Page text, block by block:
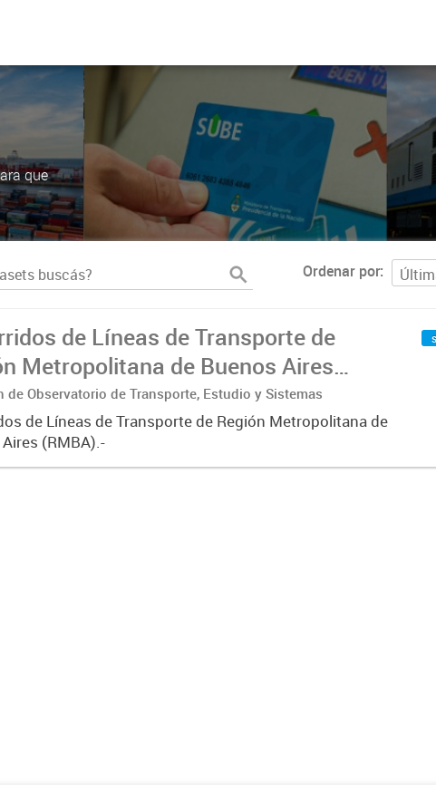
que
Ordenar por
de Líneas de Transporte de
Metropolitana de Buenos Aires
de Observatorio de Transporte, Estudio y Sistemas
de Líneas de Transporte de Región Metropolitana de
(RMBA).-